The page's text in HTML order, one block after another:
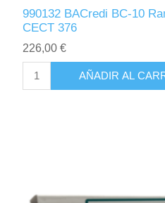
990132 BACredi BC-10
CECT 376
226,00 €
AÑADIR AL